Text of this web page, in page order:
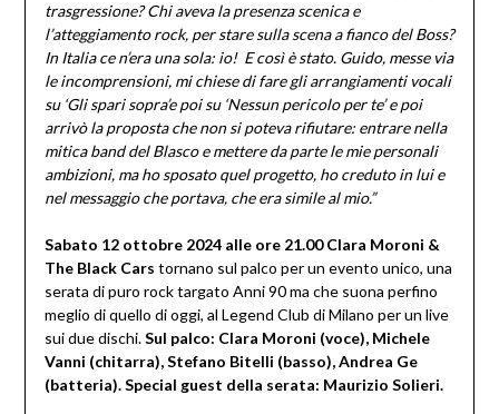
trasgressione? Chi aveva la presenza scenica e
l’atteggiamento rock, per stare sulla scena a fianco del Boss?
In Italia ce n’era una sola: io! E così è stato. Guido, messe via
le incomprensioni, mi chiese di fare gli arrangiamenti vocali
su ‘Gli spari sopra’e poi su ‘Nessun pericolo per te’ e poi
arrivò la proposta che non si poteva rifiutare: entrare nella
mitica band del Blasco e mettere da parte le mie personali
ambizioni, ma ho sposato quel progetto, ho creduto in lui e
nel messaggio che portava, che era simile al mio.”
Sabato 12 ottobre 2024 alle ore 21.00 Clara Moroni &
The Black Cars tornano sul palco per un evento unico, una
serata di puro rock targato Anni 90 ma che suona perfino
meglio di quello di oggi, al Legend Club di Milano per un live
sui due dischi.Sul palco: Clara Moroni (voce), Michele
Vanni (chitarra), Stefano Bitelli (basso), Andrea Ge
(batteria). Special guest della serata: Maurizio Solieri.